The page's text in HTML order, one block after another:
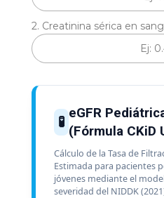
2. Creatinina sérica en
🧪
eGFR
(Fórmula CKiD
Cálculo de la Tasa de
Estimada para pacientes
jóvenes mediante el
severidad del NIDDK